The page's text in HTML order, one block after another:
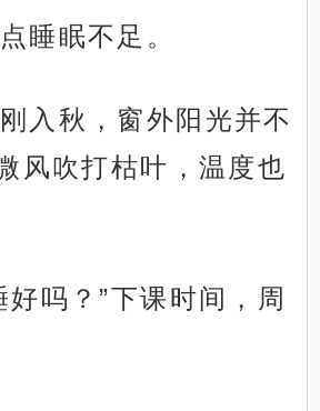
睡眠不足。
入秋，窗外阳光并不
风吹打枯叶，温度也
好吗？”下课时间，周